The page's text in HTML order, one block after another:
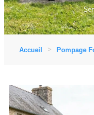
Accueil Pompage